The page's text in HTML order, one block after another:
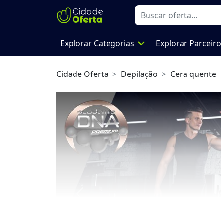
Explorar Categorias expand_more Explorar
Cidade Oferta Depilação Cera quente